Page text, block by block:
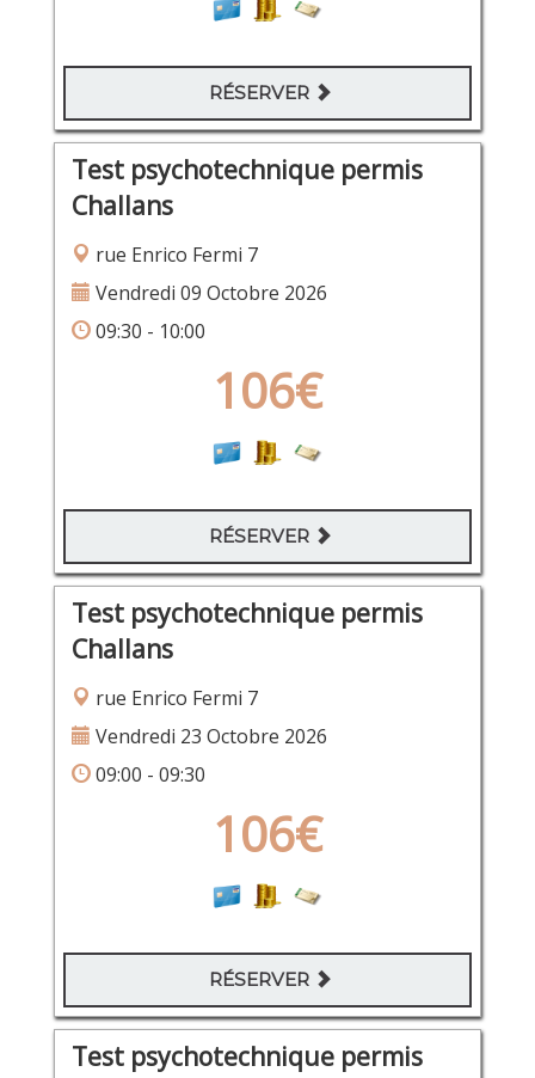
RÉSERVER
Test psychotechnique permis
Challans
rue Enrico Fermi 7
Vendredi 09 Octobre 2026
09:30 - 10:00
106€
RÉSERVER
Test psychotechnique permis
Challans
rue Enrico Fermi 7
Vendredi 23 Octobre 2026
09:00 - 09:30
106€
RÉSERVER
Test psychotechnique permis